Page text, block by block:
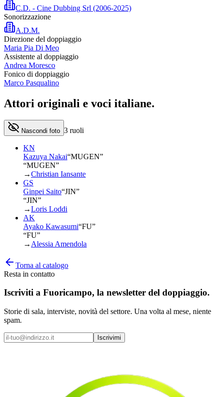
C.D. - Cine Dubbing Srl (2006-2025)
Sonorizzazione
A.D.M.
Direzione del doppiaggio
Maria Pia Di Meo
Assistente al doppiaggio
Andrea Moresco
Fonico di doppiaggio
Marco Pasqualino
Attori originali e voci italiane.
Nascondi foto 3 ruoli
KN
Kazuya Nakai“MUGEN”
“MUGEN”
→Christian Iansante
GS
Ginpei Saito“JIN”
“JIN”
→Loris Loddi
AK
Ayako Kawasumi“FU”
“FU”
→ Alessia Amendola
Torna al catalogo
Resta in contatto
Iscriviti a Fuoricampo, la newsletter del doppiaggio.
Storie di sala, interviste, novità del settore. Una volta al mese, niente
spam.
Iscrivimi